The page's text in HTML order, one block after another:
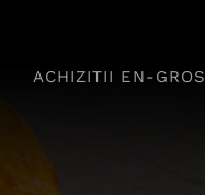
ACHIZITII EN-GROS